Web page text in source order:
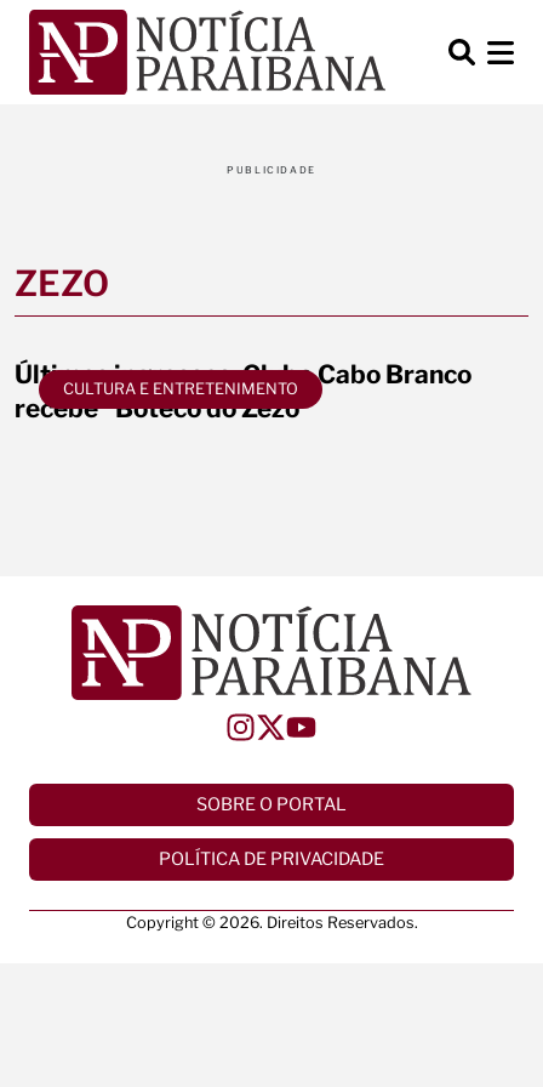
PUBLICIDADE
ZEZO
CULTURA E ENTRETENIMENTO
Últimos ingressos: Clube Cabo Branco
recebe “Boteco do Zezo”
SOBRE O PORTAL
POLÍTICA DE PRIVACIDADE
Copyright © 2026. Direitos Reservados.